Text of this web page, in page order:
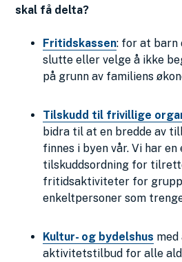
skal få delta?
Fritidskassen: for at barn
slutte eller velge å ikke
på grunn av familiens
Tilskudd til frivillige
bidra til at en bredde av
finnes i byen vår. Vi har en
tilskuddsordning for
fritidsaktiviteter for
enkeltpersoner som
Kultur- og bydelshus
aktivitetstilbud for alle